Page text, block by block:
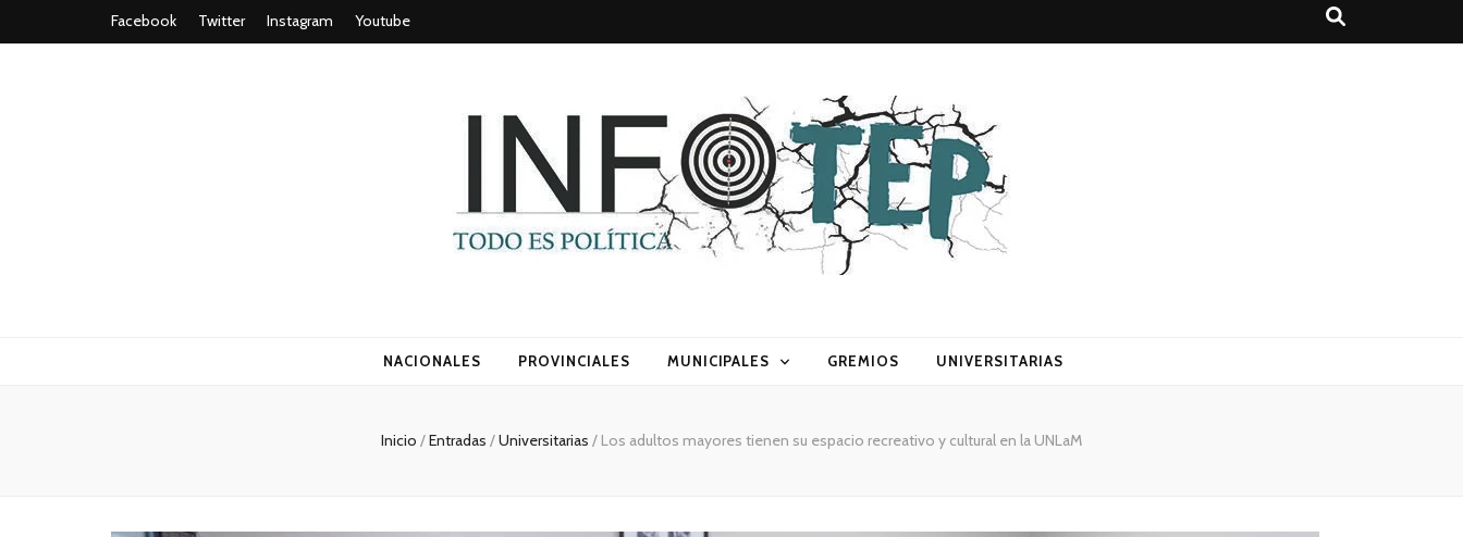
Facebook Twitter Instagram Youtube
Todo es (rosca) política
NACIONALES PROVINCIALES MUNICIPALES GREMIOS UNIVERSITARIAS
Inicio /Entradas /Universitarias / Los adultos mayores tienen su espacio recreativo y cultural en la UNLaM